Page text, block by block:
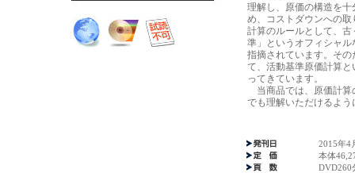
理解し、原価の構造を
め、コストダウンへの
計算のルールとして、
準」というオフィシャ
指摘されています。そ
て、活動基準原価計算
ってきています。
当商品では、原価計算
でも理解いただけるよ
2015年4
本体
DVD260